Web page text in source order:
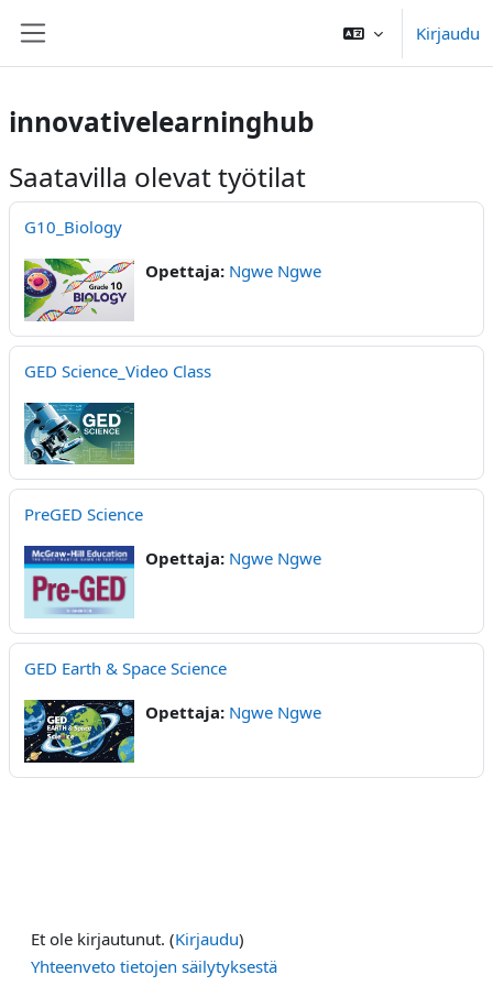
Kirjaudu
innovativelearninghub
Saatavilla olevat työtilat
G10_Biology
Opettaja: Ngwe Ngwe
GED Science_Video Class
PreGED Science
Opettaja: Ngwe Ngwe
GED Earth & Space Science
Opettaja: Ngwe Ngwe
Et ole kirjautunut. (Kirjaudu)
Yhteenveto tietojen säilytyksestä